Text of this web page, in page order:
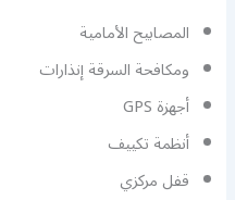
المصابيح الأمامية
ومكافحة السرقة إنذارات
أجهزة GPS
أنظمة تكييف
قفل مركزي